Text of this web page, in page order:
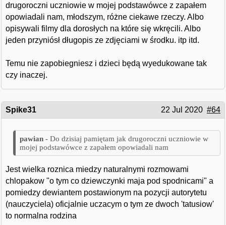
drugoroczni uczniowie w mojej podstawówce z zapałem
opowiadali nam, młodszym, różne ciekawe rzeczy. Albo
opisywali filmy dla dorosłych na które się wkręcili. Albo
jeden przyniósł długopis ze zdjęciami w środku. itp itd.
Temu nie zapobiegniesz i dzieci będą wyedukowane tak
czy inaczej.
Spike31 22 Jul 2020 #64
Do dzisiaj pamiętam jak drugoroczni uczniowie w
mojej podstawówce z zapałem opowiadali nam
Jest wielka roznica miedzy naturalnymi rozmowami
chlopakow "o tym co dziewczynki maja pod spodnicami" a
pomiedzy dewiantem postawionym na pozycji autorytetu
(nauczyciela) oficjalnie uczacym o tym ze dwoch 'tatusiow'
to normalna rodzina